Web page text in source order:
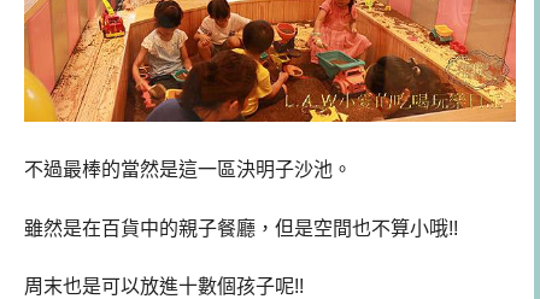
不過最棒的當然是這一區決明子沙池。
雖然是在百貨中的親子餐廳，但是空間也不算小哦!!
周末也是可以放進十數個孩子呢!!